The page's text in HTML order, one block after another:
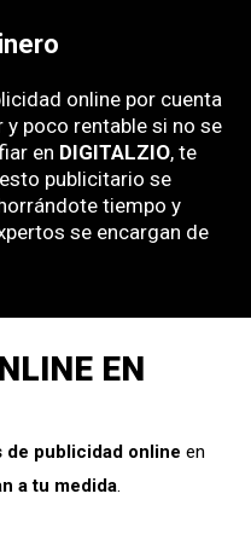
online por cuenta
y poco rentable si no se
en DIGITALZIO, te
publicitario se
tiempo y
se encargan de
EN
de publicidad online en
a tu medida.